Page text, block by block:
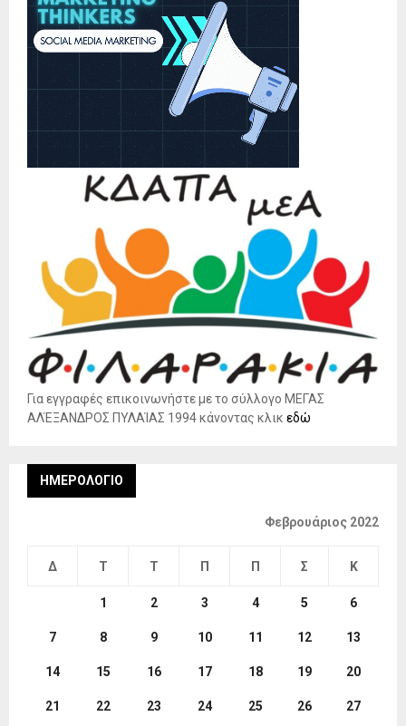
Για εγγραφές επικοινωνήστε με το σύλλογο ΜΕΓΑΣ
ΑΛΈΞΑΝΔΡΟΣ ΠΥΛΑΊΑΣ 1994 κάνοντας κλικ εδώ
ΗΜΕΡΟΛΌΓΙΟ
Φεβρουάριος 2022
Δ Τ Τ Π Π Σ Κ
1 2 3 4 5 6
7 8 9 10 11 12 13
14 15 16 17 18 19 20
21 22 23 24 25 26 27